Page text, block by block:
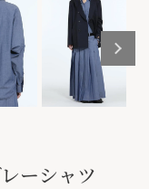
ーシャツ